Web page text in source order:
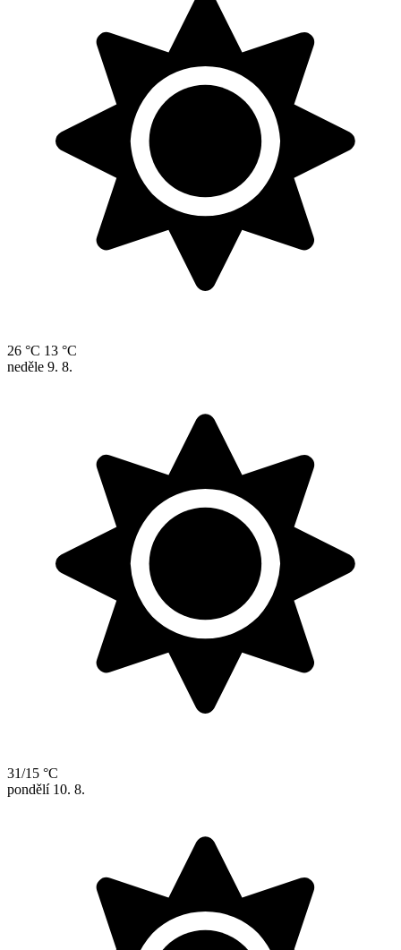
26 °C 13 °C
neděle 9. 8.
31/15 °C
pondělí 10. 8.